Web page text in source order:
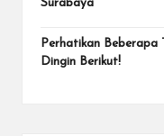
Surabaya
Perhatikan Beberapa
Dingin Berikut!